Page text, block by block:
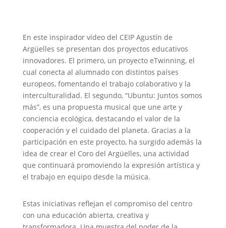
En este inspirador vídeo del CEIP Agustín de
Argüelles se presentan dos proyectos educativos
innovadores. El primero, un proyecto eTwinning, el
cual conecta al alumnado con distintos países
europeos, fomentando el trabajo colaborativo y la
interculturalidad. El segundo, “Ubuntu: Juntos somos
más”, es una propuesta musical que une arte y
conciencia ecológica, destacando el valor de la
cooperación y el cuidado del planeta. Gracias a la
participación en este proyecto, ha surgido además la
idea de crear el Coro del Argüelles, una actividad
que continuará promoviendo la expresión artística y
el trabajo en equipo desde la música.
Estas iniciativas reflejan el compromiso del centro
con una educación abierta, creativa y